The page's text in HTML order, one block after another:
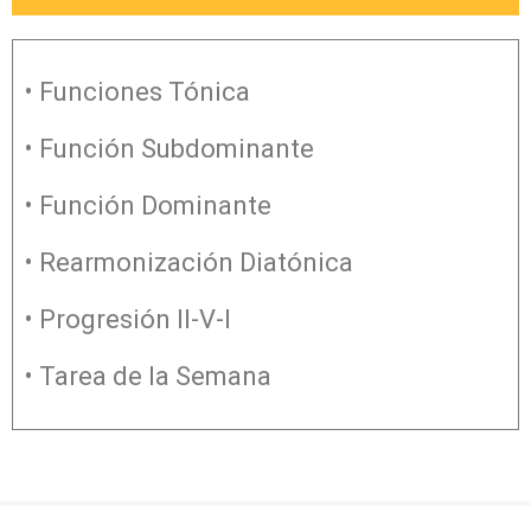
• Funciones Tónica
• Función Subdominante
• Función Dominante
• Rearmonización Diatónica
• Progresión II-V-I
• Tarea de la Semana